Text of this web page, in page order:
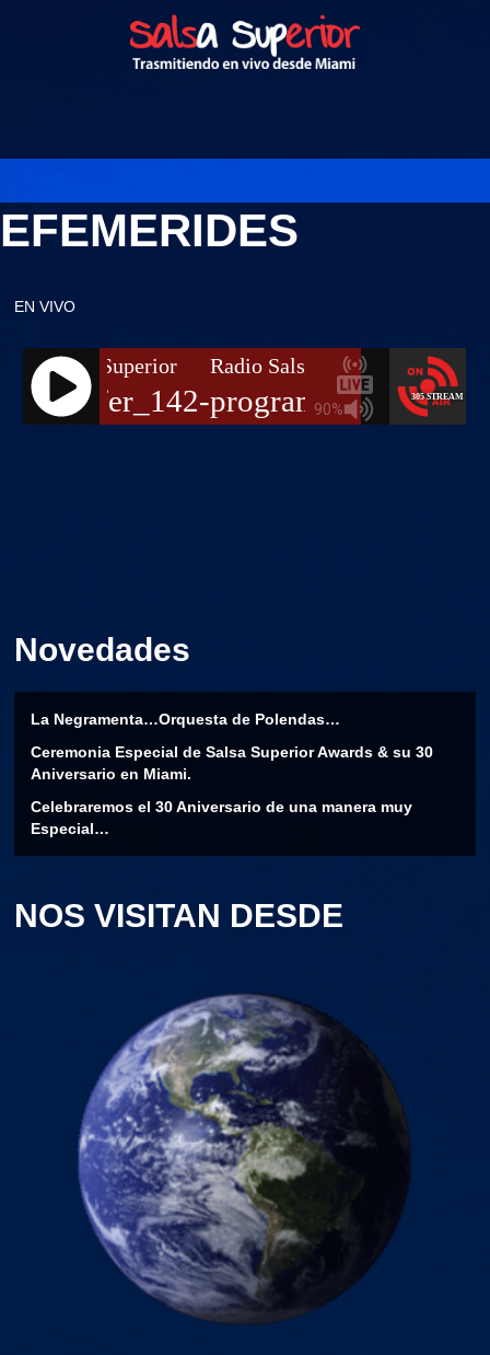
EFEMERIDES
EN VIVO
Novedades
La Negramenta…Orquesta de Polendas…
Ceremonia Especial de Salsa Superior Awards & su 30
Aniversario en Miami.
Celebraremos el 30 Aniversario de una manera muy
Especial…
NOS VISITAN DESDE